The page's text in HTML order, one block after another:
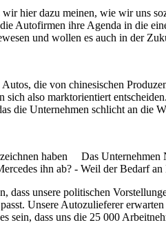
hier dazu meinen, wie wir uns
Autofirmen ihre Agenda in die
und wollen es auch in der
die von chinesischen
also marktorientiert
die Unternehmen schlicht an die
haben Das Unternehmen
ihn ab? - Weil der
unsere politischen
Unsere Autozulieferer
sein, dass uns die 25 000